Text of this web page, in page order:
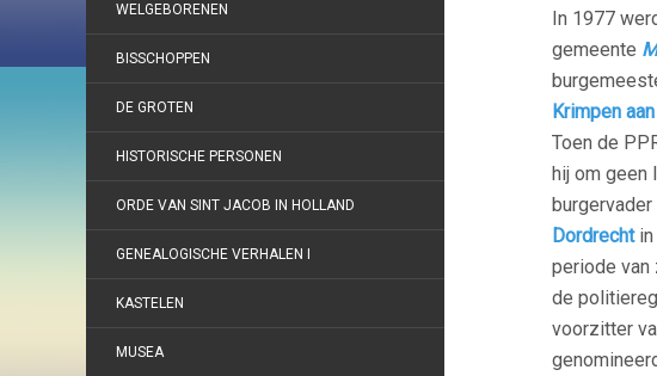
WELGEBORENEN
BISSCHOPPEN
DE GROTEN
HISTORISCHE PERSONEN
ORDE VAN SINT JACOB IN HOLLAND
GENEALOGISCHE VERHALEN I
KASTELEN
MUSEA
In 1977
gemeente
Krimpen
Toen de
hij om geen
Dordrechtin
periode van
de
voorzitter